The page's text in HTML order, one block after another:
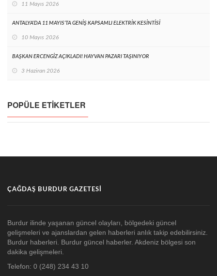
11 Mayıs 2026
ANTALYA’DA 11 MAYIS’TA GENİŞ KAPSAMLI ELEKTRİK KESİNTİSİ
10 Mayıs 2026
BAŞKAN ERCENGİZ AÇIKLADI! HAYVAN PAZARI TAŞINIYOR
3 Haziran 2026
POPÜLE ETIKETLER
ÇAĞDAŞ BURDUR GAZETESI
Burdur ilinde yaşanan güncel olayları, bölgedeki güncel
gelişmeleri ve ajanslardan gelen haberleri anlık takip edebilirsiniz.
Burdur haberleri. Burdur güncel haberler. Akdeniz bölgesi son
dakika gelişmeleri.
Telefon: 0 (248) 234 43 10